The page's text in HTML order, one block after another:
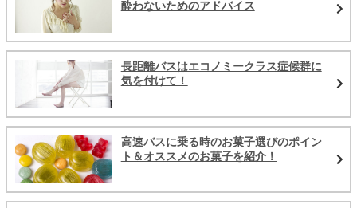
酔わないためのアドバイス
長距離バスはエコノミークラス症候群に
気を付けて！
高速バスに乗る時のお菓子選びのポイン
ト＆オススメのお菓子を紹介！